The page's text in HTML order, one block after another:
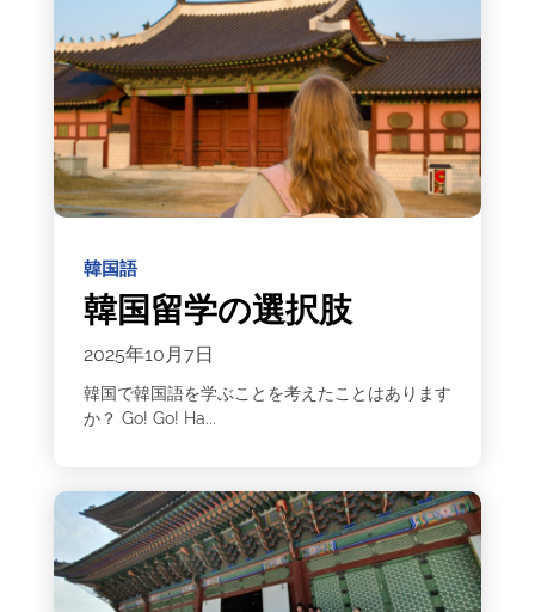
韓国語
韓国留学の選択肢
2025年10月7日
韓国で韓国語を学ぶことを考えたことはあります
か？ Go! Go! Ha...